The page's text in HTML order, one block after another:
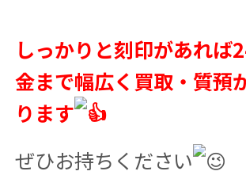
しっかりと刻印があれば
金まで幅広く買取・質預
ります
ぜひお持ちください